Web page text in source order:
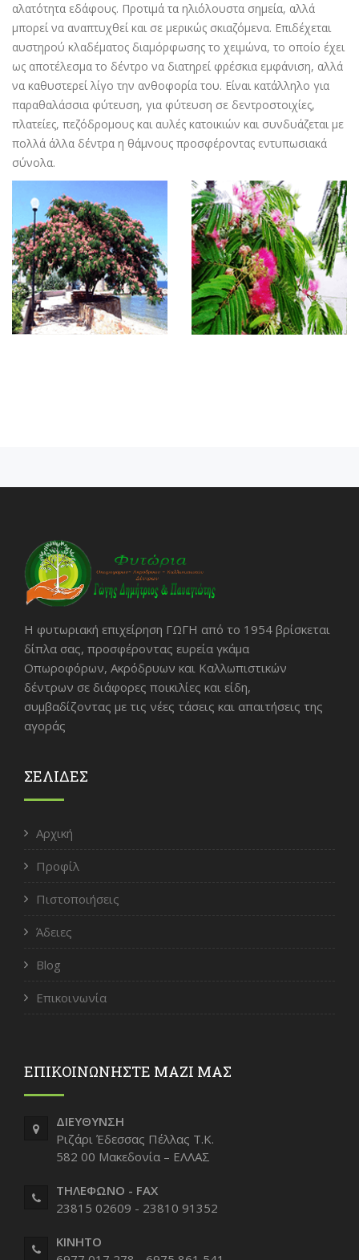
αλατότητα εδάφους. Προτιμά τα ηλιόλουστα σημεία, αλλά
μπορεί να αναπτυχθεί και σε μερικώς σκιαζόμενα. Επιδέχεται
αυστηρού κλαδέματος διαμόρφωσης το χειμώνα, το οποίο έχει
ως αποτέλεσμα το δέντρο να διατηρεί φρέσκια εμφάνιση, αλλά
να καθυστερεί λίγο την ανθοφορία του. Είναι κατάλληλο για
παραθαλάσσια φύτευση, για φύτευση σε δεντροστοιχίες,
πλατείες, πεζόδρομους και αυλές κατοικιών και συνδυάζεται με
πολλά άλλα δέντρα η θάμνους προσφέροντας εντυπωσιακά
σύνολα.
Η φυτωριακή επιχείρηση ΓΩΓΗ από το 1954 βρίσκεται
δίπλα σας, προσφέροντας ευρεία γκάμα
Οπωροφόρων, Ακρόδρυων και Καλλωπιστικών
δέντρων σε διάφορες ποικιλίες και είδη,
συμβαδίζοντας με τις νέες τάσεις και απαιτήσεις της
αγοράς
ΣΕΛΙΔΕΣ
Αρχική
Προφίλ
Πιστοποιήσεις
Άδειες
Blog
Επικοινωνία
ΕΠΙΚΟΙΝΩΝΗΣΤΕ ΜΑΖΙ ΜΑΣ
ΔΙΕΥΘΥΝΣΗ
Ριζάρι Έδεσσας Πέλλας Τ.Κ.
582 00 Μακεδονία – ΕΛΛΑΣ
ΤΗΛΕΦΩΝΟ - FAX
23815 02609 - 23810 91352
ΚΙΝΗΤΟ